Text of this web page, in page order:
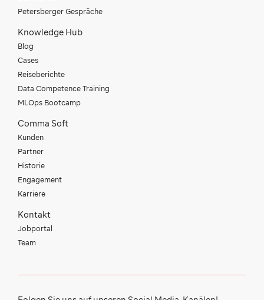
Petersberger Gespräche
Knowledge Hub
Blog
Cases
Reiseberichte
Data Competence Training
MLOps Bootcamp
Comma Soft
Kunden
Partner
Historie
Engagement
Karriere
Kontakt
Jobportal
Team